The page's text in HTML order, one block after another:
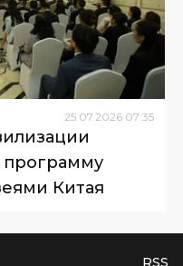
25.07.2026 07:35
программу
Китая